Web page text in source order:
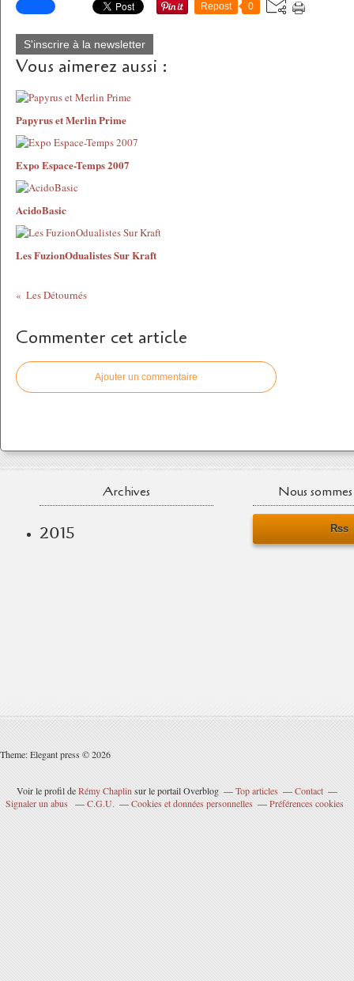
Repost 0
S'inscrire à la newsletter
Vous aimerez aussi :
Papyrus et Merlin Prime
Expo Espace-Temps 2007
AcidoBasic
Les FuzionOdualistes Sur Kraft
Les Détournés
Commenter cet article
Ajouter un commentaire
Archives
2015
Nous
Rss
Theme: Elegant press © 2026
Voir le profil deRémy Chaplinsur le portail Overblog Top articles
Contact
Signaler un abus
C.G.U. Cookies et données personnelles Préférences cookies